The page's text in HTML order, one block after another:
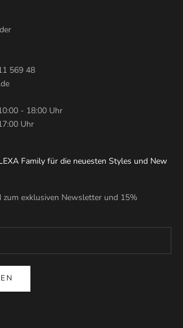
569 48
- 18:00 Uhr
Uhr
Family für die neuesten Styles und New
zum exklusiven Newsletter und 15%